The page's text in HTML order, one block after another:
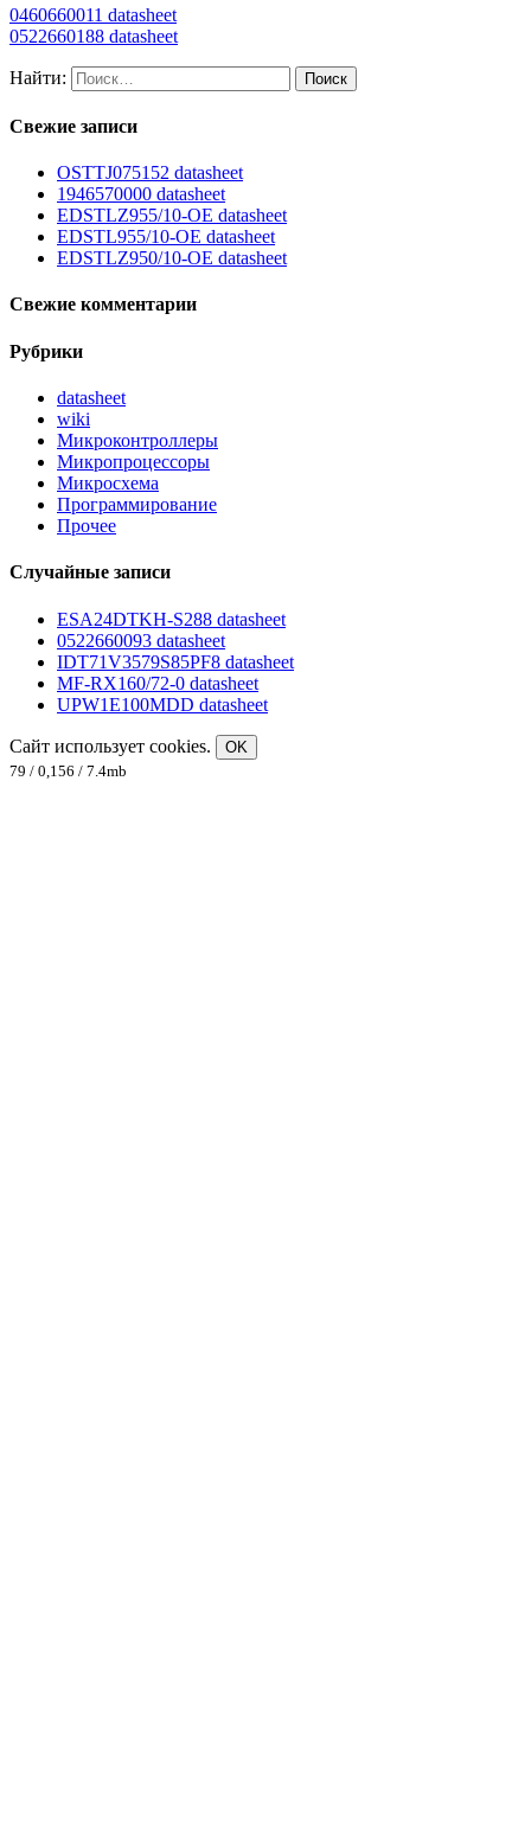
0460660011 datasheet
0522660188 datasheet
Найти:
Свежие записи
OSTTJ075152 datasheet
1946570000 datasheet
EDSTLZ955/10-OE datasheet
EDSTL955/10-OE datasheet
EDSTLZ950/10-OE datasheet
Свежие комментарии
Рубрики
datasheet
wiki
Микроконтроллеры
Микропроцессоры
Микросхема
Программирование
Прочее
Случайные записи
ESA24DTKH-S288 datasheet
0522660093 datasheet
IDT71V3579S85PF8 datasheet
MF-RX160/72-0 datasheet
UPW1E100MDD datasheet
Сайт использует cookies.
OK
79 / 0,156 / 7.4mb